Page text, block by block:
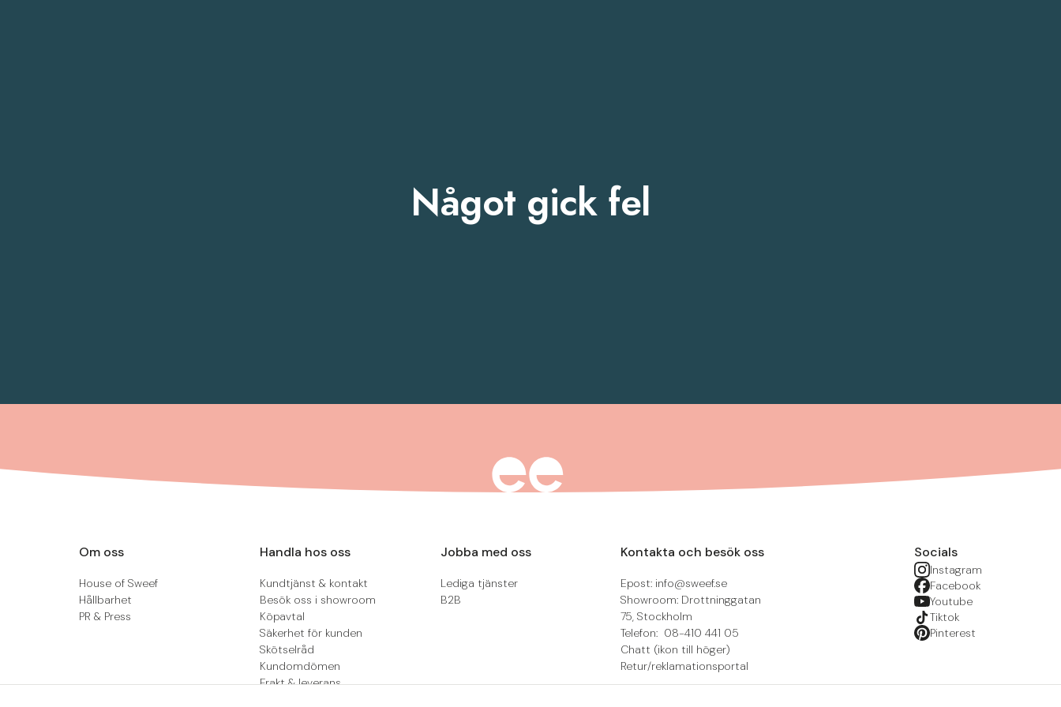
Något gick fel
Om oss
House of Sweef
Hållbarhet
PR & Press
Handla hos oss
Kundtjänst & kontakt
Besök oss i showroom
Köpavtal
Säkerhet för kunden
Skötselråd
Kundomdömen
Frakt & leverans
Jobba med oss
Lediga tjänster
B2B
Kontakta och besök oss
Epost: info@sweef.se
Showroom: Drottninggatan
75, Stockholm
Telefon: 08-410 441 05
Chatt (ikon till höger)
Retur/reklamationsportal
Socials
Instagram
Facebook
Youtube
Tiktok
Pinterest